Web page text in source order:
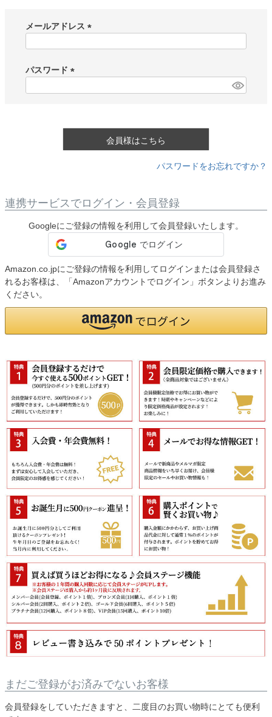
メールアドレス
)
パスワード
会員様はこちら
パスワードをお忘れですか？
連携サービスでログイン・会員登録
Googleにご登録の情報を利用して会員登録いたします。
Amazon.co.jpにご登録の情報を利用してログインまたは会員登録さ
れるお客様は、「Amazonアカウントでログイン」ボタンよりお進み
ください。
まだご登録がお済みでないお客様
会員登録をしていただきますと、二度目のお買い物時にとても便利